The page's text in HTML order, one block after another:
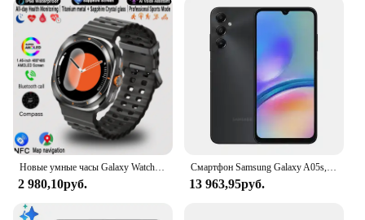
Новые умные часы Galaxy Watch 7, ультра GPS-отслеживание, мужские часы Amoled с экраном, пульсометром, Bluetooth-вызовом, NFC, спортивные умные часы для Samsung
2 980,10руб.
Смартфон Samsung Galaxy A05s, 64 ГБ, фронтальная камера 50 МП, процессор Snapdragon 680, экран 6,7 дюйма FHD +, супербыстрая зарядка 25 Вт
13 963,95руб.